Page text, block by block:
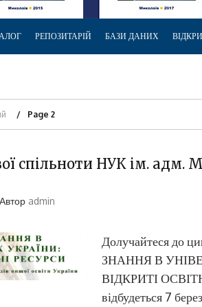
РЕПОЗИТАРІЙ БАЗИ ДАНИХ
Page 2
спільноти НУК ім. адм.
Автор admin
Долучайтеся до
ЗНАННЯ В
ВІДКРИТІ
відбудеться 7